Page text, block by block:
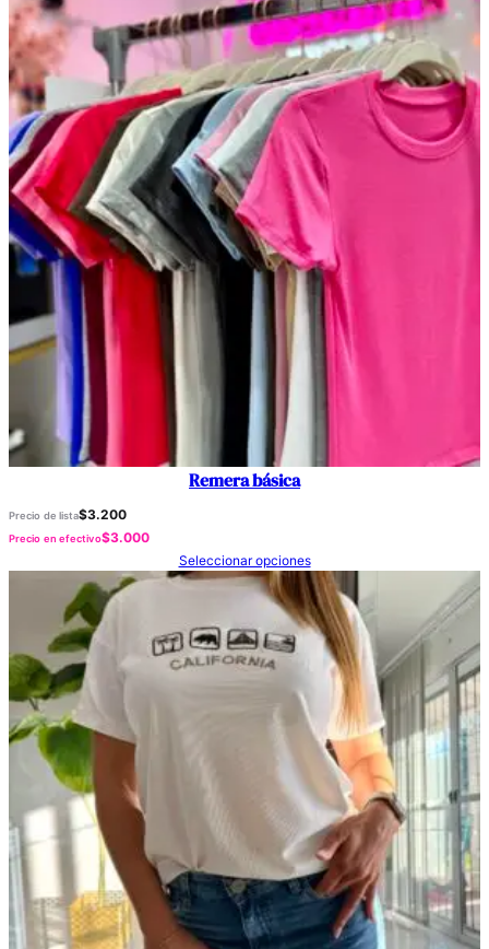
Remera básica
Precio de lista$3.200
Precio en efectivo$3.000
Seleccionar opciones